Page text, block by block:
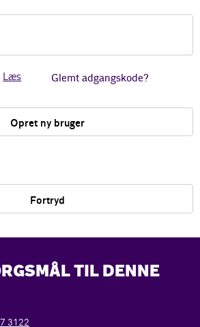
Læs
Glemt adgangskode?
Opret ny bruger
Fortryd
TIL DENNE
3122